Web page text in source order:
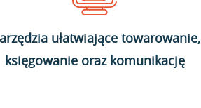
ułatwiające towarowanie,
księgowanie oraz komunikację